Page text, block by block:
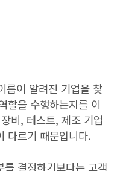
름이 알려진 기업을 찾
할을 수행하는지를 이
비, 테스트, 제조 기업
다르기 때문입니다.
결정하기보다는 고객